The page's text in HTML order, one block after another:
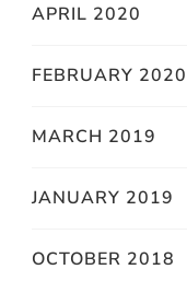
APRIL 2020
FEBRUARY 2020
MARCH 2019
JANUARY 2019
OCTOBER 2018